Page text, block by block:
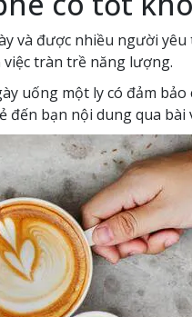
và được nhiều người
tràn trề năng lượng.
uống một ly có đảm
đến bạn nội dung qua